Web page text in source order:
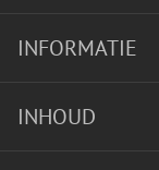
INFORMATIE
INHOUD